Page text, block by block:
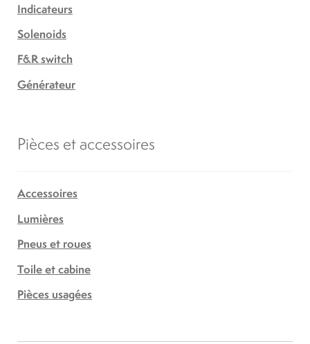
Indicateurs
Solenoids
F&R switch
Générateur
Pièces et accessoires
Accessoires
Lumières
Pneus et roues
Toile et cabine
Pièces usagées